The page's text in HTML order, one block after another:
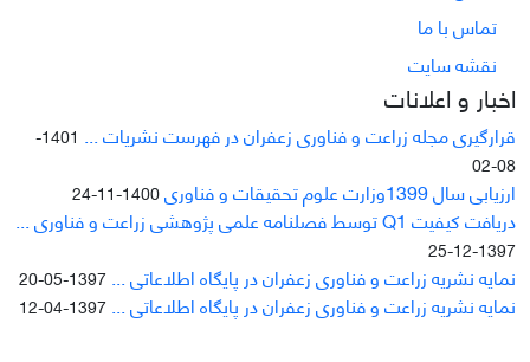
تماس با ما
نقشه سایت
اخبار و اعلانات
قرارگیری مجله زراعت و فناوری زعفران در فهرست نشریات ...
1401-
08-02
ارزیابی سال 1399وزارت علوم تحقیقات و فناوری 1400-11-24
دریافت کیفیت Q1 توسط فصلنامه علمی پژوهشی زراعت و فناوری ...
1397-12-25
نمایه نشریه زراعت و فناوری زعفران در پایگاه اطلاعاتی ... 1397-05-20
نمایه نشریه زراعت و فناوری زعفران در پایگاه اطلاعاتی ... 1397-04-12